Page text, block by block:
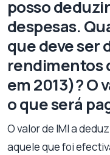
posso
despesas.
que deve ser
rendimentos
em 2013)? O
o que será
O valor de IMI a
aquele que foi